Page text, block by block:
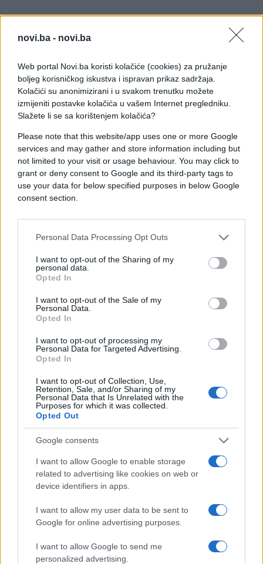
novi.ba - novi.ba
Web portal Novi.ba koristi kolačiće (cookies) za pružanje
boljeg korisničkog iskustva i ispravan prikaz sadržaja.
Kolačići su anonimizirani i u svakom trenutku možete
izmijeniti postavke kolačića u vašem Internet pregledniku.
Slažete li se sa korištenjem kolačića?
Please note that this website/app uses one or more Google
services and may gather and store information including but
not limited to your visit or usage behaviour. You may click to
grant or deny consent to Google and its third-party tags to
use your data for below specified purposes in below Google
consent section.
Personal Data Processing Opt Outs
I want to opt-out of the Sharing of my
personal data.
Opted In
I want to opt-out of the Sale of my
Personal Data.
Opted In
I want to opt-out of processing my
Personal Data for Targeted Advertising.
Opted In
I want to opt-out of Collection, Use,
Retention, Sale, and/or Sharing of my
Personal Data that Is Unrelated with the
Purposes for which it was collected.
Opted Out
Google consents
I want to allow Google to enable storage
related to advertising like cookies on web or
device identifiers in apps.
I want to allow my user data to be sent to
Google for online advertising purposes.
I want to allow Google to send me
personalized advertising.
Hina
#NJEMAČKA #terorizam
#evakuacija #facebook